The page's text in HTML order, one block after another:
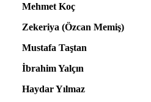
Mehmet Koç
Zekeriya (Özcan Memiş)
Mustafa Taştan
İbrahim Yalçın
Haydar Yılmaz